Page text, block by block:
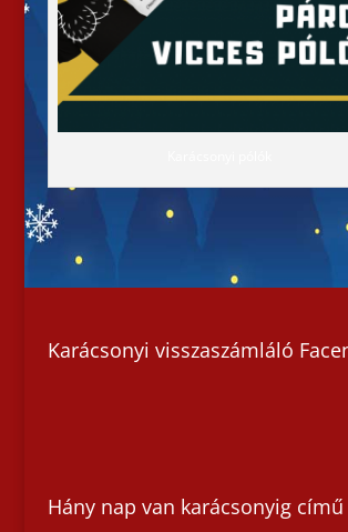
Karácsonyi visszaszámláló
Hány nap van karácsonyig